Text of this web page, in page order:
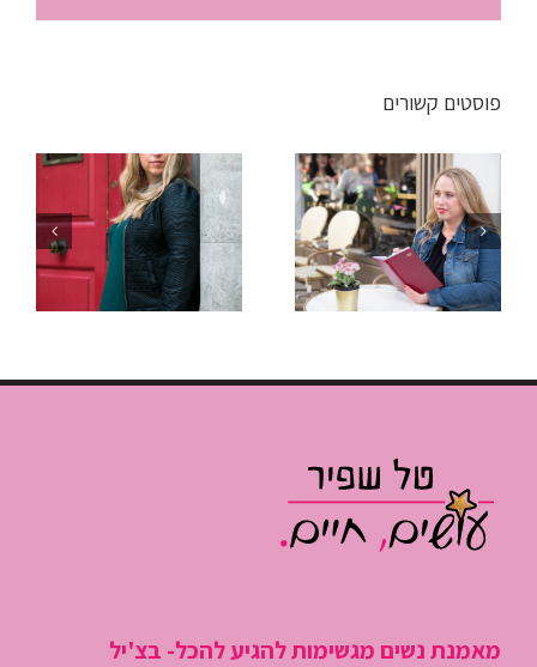
פוסטים קשורים
שהתארכה?
איך לנהל
פגישות שלא
יום עבודה
לסטודנטים
– איך
להפסיק
“לכבות
שריפות”
היום
מאמנת נשים מגשימות להגיע להכל- בצ'יל